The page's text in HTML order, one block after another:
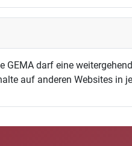
darf eine
auf anderen Websites in